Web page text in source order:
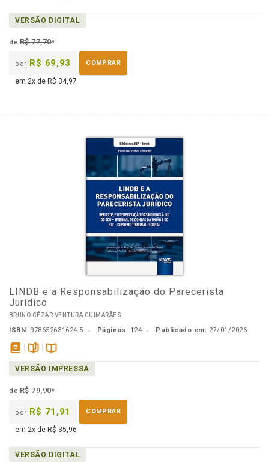
VERSÃO DIGITAL
deR$ 77,70*
por R$ 69,93 COMPRAR
em 2x de R$ 34,97
LINDB e a Responsabilização do Parecerista
Jurídico
BRUNO CÉZAR VENTURA GUIMARÃES
ISBN: 978652631624-5 Páginas: 124 Publicado em: 27/01/2026
disponível
em
páginasDisponível
na
VERSÃO IMPRESSA
deR$ 79,90*
por R$ 71,91 COMPRAR
em 2x de R$ 35,96
VERSÃO DIGITAL